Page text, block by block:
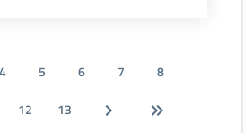
4 5 6 7
8
12 13